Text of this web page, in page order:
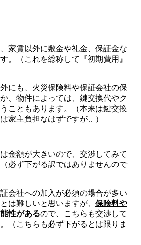
家賃以外に敷金や礼金、保証金な
。（これを総称して『初期費用』
にも、火災保険料や保証会社の保
、物件によっては、鍵交換代やク
こともあります。（本来は鍵交換
家主負担なはずですが…）
金額が大きいので、交渉してみて
必ず下がる訳ではありませんので
会社への加入が必須の場合が多い
は難しいと思いますが、 保険料や
性があるので、こちらも交渉して
（こちらも必ず下がるとは限りま